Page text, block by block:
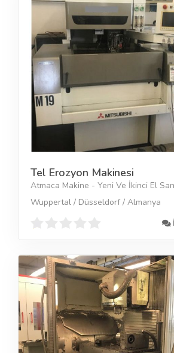
Tel Erozyon Makinesi
Atmaca Makine - Yeni Ve İkinci El
Wuppertal / Düsseldorf / Almanya